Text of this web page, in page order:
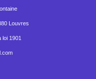
Louvres
1901